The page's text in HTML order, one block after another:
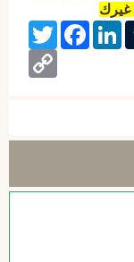
غيرك
Twitter
FacebookLinkedIn
Copy
Link